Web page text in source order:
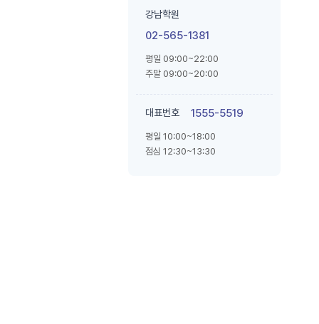
강남학원
02-565-1381
평일 09:00~22:00
주말 09:00~20:00
대표번호 1555-5519
평일 10:00~18:00
점심 12:30~13:30